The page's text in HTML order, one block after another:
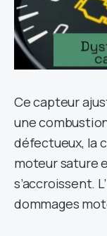
Ce capteur
une
défectueux, la
moteur sature
s’accroissent.
dommages